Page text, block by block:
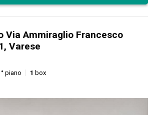
Via Ammiraglio Francesco
Varese
piano 1 box